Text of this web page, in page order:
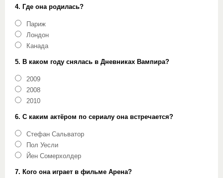
4. Где она родилась?
Париж
Лондон
Канада
5. В каком году снялась в Дневниках Вампира?
2009
2008
2010
6. С каким актёром по сериалу она встречается?
Стефан Сальватор
Пол Уесли
Йен Сомерхолдер
7. Кого она играет в фильме Арена?